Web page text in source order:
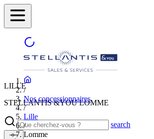
LILLE
STELLANTIS &YOU LOMME
search
/
Nos concessionnaires
/
Lille
/
Lomme